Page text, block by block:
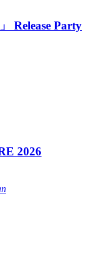
Release Party
2026